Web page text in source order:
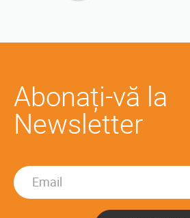
Abonați-vă la
Newsletter